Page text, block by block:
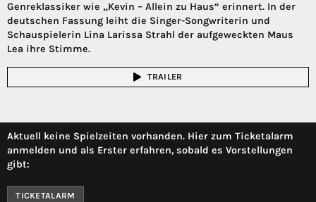
Genreklassiker wie „Kevin – Allein zu Haus“ erinnert. In der
deutschen Fassung leiht die Singer-Songwriterin und
Schauspielerin Lina Larissa Strahl der aufgeweckten Maus
Lea ihre Stimme.
TRAILER
Aktuell keine Spielzeiten vorhanden. Hier zum Ticketalarm
anmelden und als Erster erfahren, sobald es Vorstellungen
gibt:
TICKETALARM